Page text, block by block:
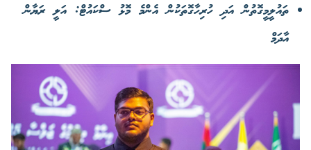
ތައުލީމީގޮތުން އަދި ހުރިހާގޮތަކުން އެންމެ މޮޅު ސްކައުޓް: އަލީ ރަޔާން
އާދަމް